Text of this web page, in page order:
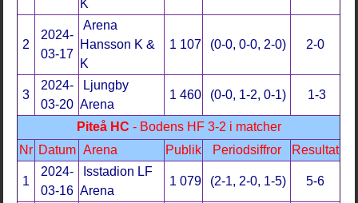
K
2
2024-
03-17
Arena
Hansson K &
K
1 107 (0-0, 0-0, 2-0) 2-0
3
2024-
03-20
Ljungby
Arena
1 460 (0-0, 1-2, 0-1) 1-3
Piteå HC - Bodens HF 3-2 i matcher
Nr Datum Arena Publik Periodsiffror Resultat
1
2024-
03-16
Isstadion LF
Arena
1 079 (2-1, 2-0, 1-5) 5-6